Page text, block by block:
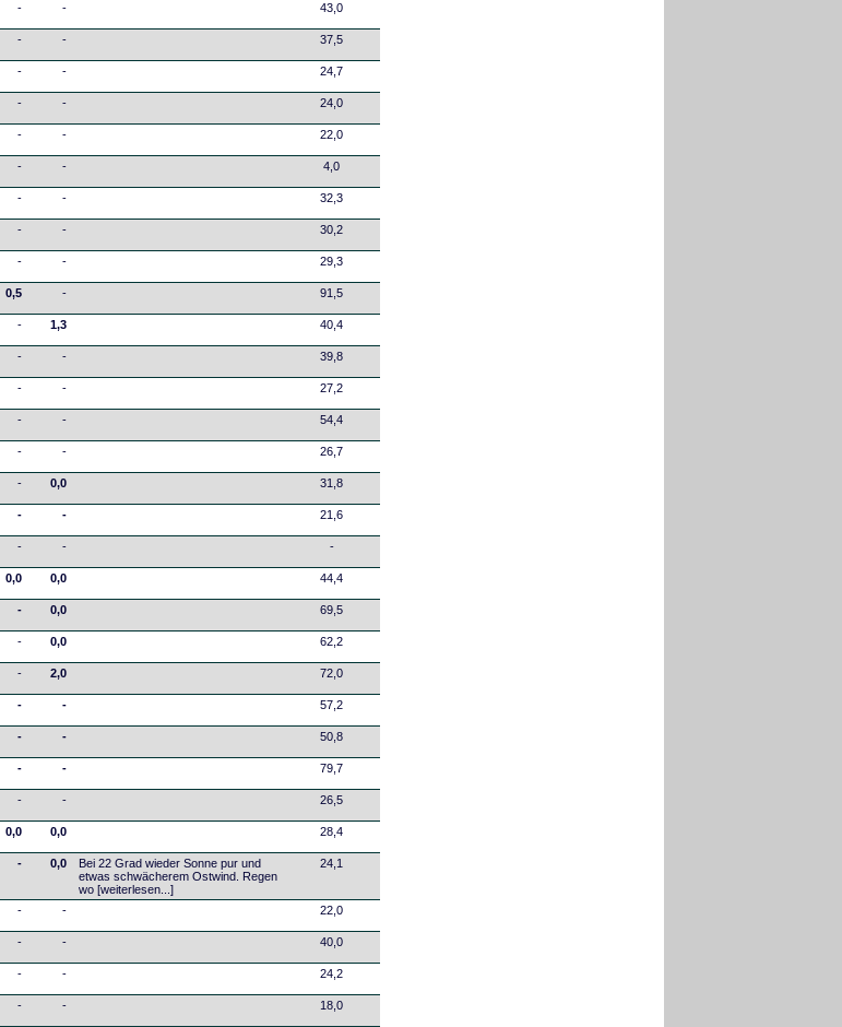
- - 43,0
- - 37,5
- - 24,7
- - 24,0
- - 22,0
- - 4,0
- - 32,3
- - 30,2
- - 29,3
0,5 - 91,5
- 1,3 40,4
- - 39,8
- - 27,2
- - 54,4
- - 26,7
- 0,0 31,8
- - 21,6
- - -
0,0 0,0 44,4
- 0,0 69,5
- 0,0 62,2
- 2,0 72,0
- - 57,2
- - 50,8
- - 79,7
- - 26,5
0,0 0,0 28,4
- 0,0
Bei 22 Grad wieder Sonne pur und
etwas schwächerem Ostwind. Regen
wo [weiterlesen...]
24,1
- - 22,0
- - 40,0
- - 24,2
- - 18,0